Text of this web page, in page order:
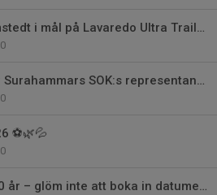
Carl-Johan Dömstedt i mål på Lavaredo Ultra Trail! ⛰️💪
0
Daniel Smelik är Surahammars SOK:s representant på Junior-VM! 🌍🧭
0
⚽🌿💦
0
🎉 SSOK fyller 50 år – glöm inte att boka in datumet! 🎉